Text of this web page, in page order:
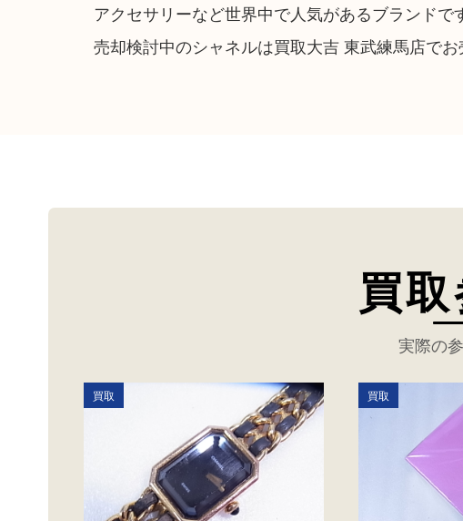
アクセサリーなど世界中で人気があるブランドで
売却検討中のシャネルは買取大吉 東武練馬店でお
買
実際の
買取 買取